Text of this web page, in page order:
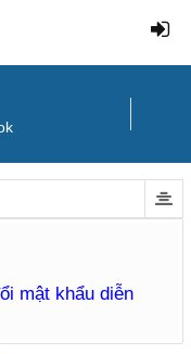
mật khẩu diễn